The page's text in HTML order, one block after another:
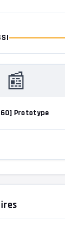
📰
Prototype